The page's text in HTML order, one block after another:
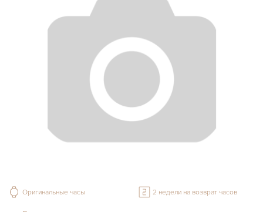
Оригинальные часы 2 недели на возврат часов